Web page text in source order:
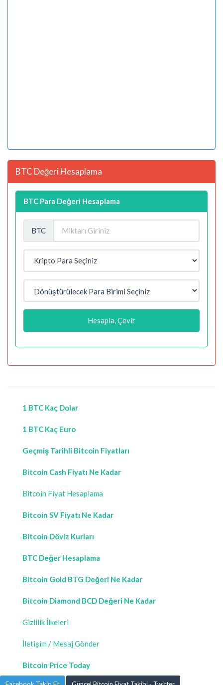
BTC Değeri Hesaplama
BTC Para Değeri Hesaplama
BTC
Hesapla, Çevir
1 BTC Kaç Dolar
1 BTC Kaç Euro
Geçmiş Tarihli Bitcoin Fiyatları
Bitcoin Cash Fiyatı Ne Kadar
Bitcoin Fiyat Hesaplama
Bitcoin SV Fiyatı Ne Kadar
Bitcoin Döviz Kurları
BTC Değer Hesaplama
Bitcoin Gold BTG Değeri Ne Kadar
Bitcoin Diamond BCD Değeri Ne Kadar
Gizlilik İlkeleri
İletişim / Mesaj Gönder
Bitcoin Price Today